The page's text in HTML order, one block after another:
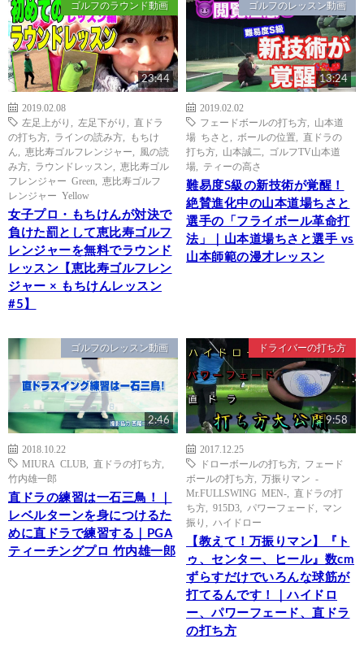
ゴルフのラウンド動画
23:44
2019.02.08
左足上がり
左足下がり
直ドラ
の打ち方
ラインの読み方
もちけ
ん
恵比寿ゴルフレンジャー
風の読
み方
ラウンドレッスン
恵比寿ゴル
フレンジャー Green
恵比寿ゴルフ
レンジャー Yellow
女子プロ・もちけんが対決で
負けた罰として恵比寿ゴルフ
レンジャーを無料でラウンド
レッスン【恵比寿ゴルフレン
ジャー × もちけんレッスン
#5】
ゴルフのレッスン動画
13:24
2019.02.02
フェードボールの打ち方
山本道
場 ちさと
ボールの位置
直ドラの
打ち方
山本誠二
ゴルフTV山本道
場
ティーの高さ
難易度S級の新技術が覚醒！
絶賛進化中の山本道場ちさと
選手の「フライボール革命打
法」｜山本道場ちさと選手 vs
山本師範の漫才レッスン
ゴルフのレッスン動画
2:46
2018.10.22
MIURA CLUB
直ドラの打ち方
竹内雄一郎
直ドラの練習は一石三鳥！｜
レベルターンを身につけるた
めに直ドラで練習する｜PGA
ティーチングプロ 竹内雄一郎
ドライバーの打ち方
9:58
2017.12.25
ドローボールの打ち方
フェード
ボールの打ち方
万振りマン -
Mr.FULLSWING MEN-
直ドラの打
ち方
915D3 パワーフェード
マン
振り
ハイドロー
【教えて！万振りマン】『ト
ゥ、センター、ヒール』数cm
ずらすだけでいろんな球筋が
打てるんです！｜ハイドロ
ー、パワーフェード、直ドラ
の打ち方